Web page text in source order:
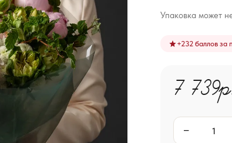
Упаковка может
+232 баллов за
7
−